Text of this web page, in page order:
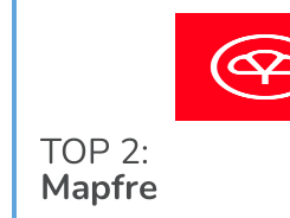
TOP 2:
Mapfre